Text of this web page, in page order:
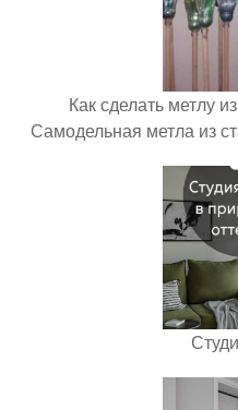
Как сделать метлу
Самодельная метла из